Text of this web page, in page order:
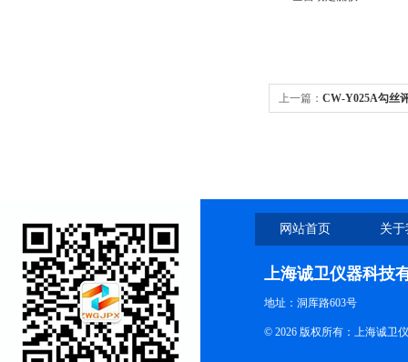
上一篇： CW-Y025A勾丝
网站首页 关
上海诚卫仪器科技
地址：洞厍路603号
© 2026 版权所有：上海诚卫